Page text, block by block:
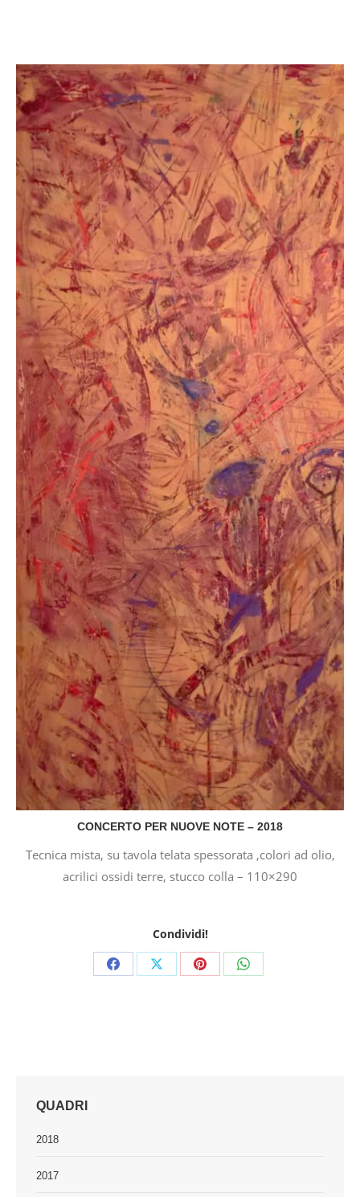
CONCERTO PER NUOVE NOTE – 2018
Tecnica mista, su tavola telata spessorata ,colori ad olio,
acrilici ossidi terre, stucco colla – 110×290
Condividi!
Share Share Share Share
QUADRI
2018
2017